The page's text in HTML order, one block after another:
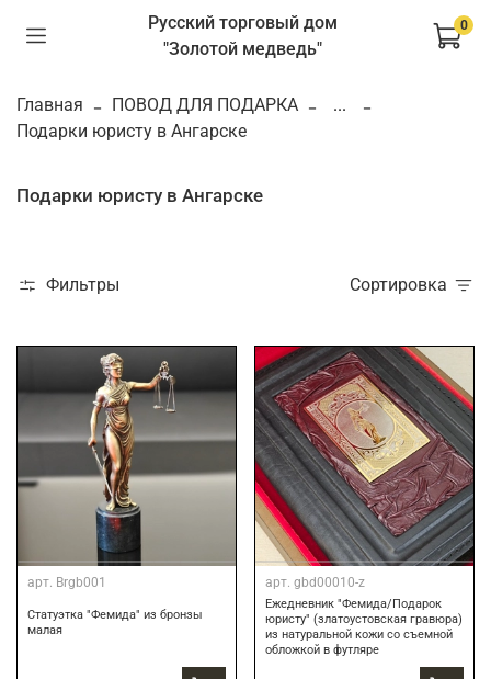
Русский торговый дом
"Золотой медведь"
0
Главная ПОВОД ДЛЯ ПОДАРКА
...
Подарки юристу в Ангарске
Подарки юристу в Ангарске
Фильтры Сортировка
арт. Brgb001
Статуэтка "Фемида" из бронзы
малая
арт. gbd00010-z
Ежедневник "Фемида/Подарок
юристу" (златоустовская гравюра)
из натуральной кожи со съемной
обложкой в футляре